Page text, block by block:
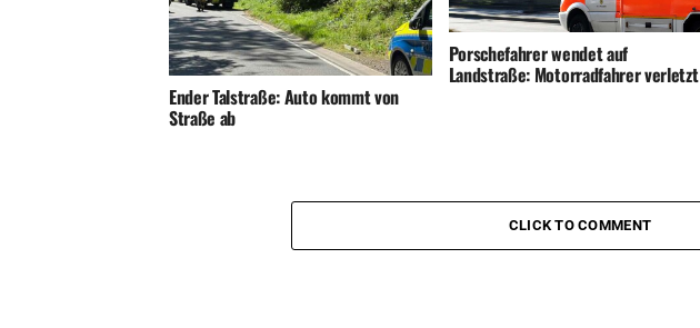
Ender Talstraße: Auto kommt von
Straße ab
Porschefahrer wendet auf
Landstraße: Motorradfahrer verletzt
CLICK TO COMMENT